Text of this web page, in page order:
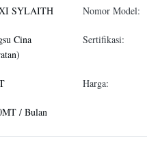
SYLAITH Nomor Model:
Cina
Sertifikasi:
Harga:
/ Bulan